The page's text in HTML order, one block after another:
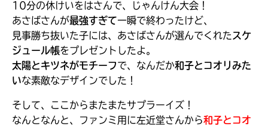
オフィシャルアカウント
SNSでシェアする
10分の休けいをはさんで、じゃんけん大会！
あさばさんが最強すぎて一瞬で終わったけど、
見事勝ち抜いた子には、あさばさんが選んでくれた スケ
ジュール帳をプレゼントしたよ。
太陽とキツネがモチーフで、なんだか和子とコオリみた
いな素敵なデザインでした！
そして、ここからまたまたサプラーイズ！
なんとなんと、ファンミ用に左近堂さんから和子とコオ